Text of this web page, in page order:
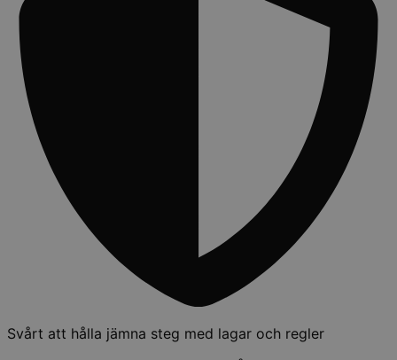
Svårt att hålla jämna steg med lagar och regler